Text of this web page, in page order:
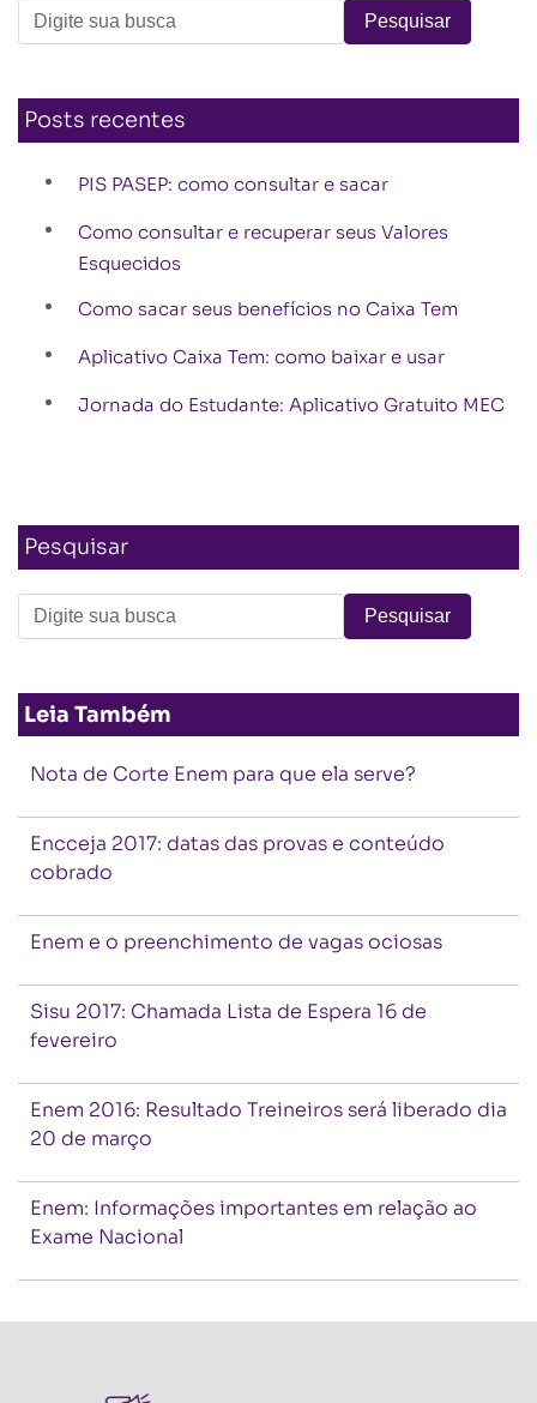
Posts recentes
PIS PASEP: como consultar e sacar
Como consultar e recuperar seus Valores
Esquecidos
Como sacar seus benefícios no Caixa Tem
Aplicativo Caixa Tem: como baixar e usar
Jornada do Estudante: Aplicativo Gratuito MEC
Pesquisar
Leia Também
Nota de Corte Enem para que ela serve?
Encceja 2017: datas das provas e conteúdo
cobrado
Enem e o preenchimento de vagas ociosas
Sisu 2017: Chamada Lista de Espera 16 de
fevereiro
Enem 2016: Resultado Treineiros será liberado dia
20 de março
Enem: Informações importantes em relação ao
Exame Nacional